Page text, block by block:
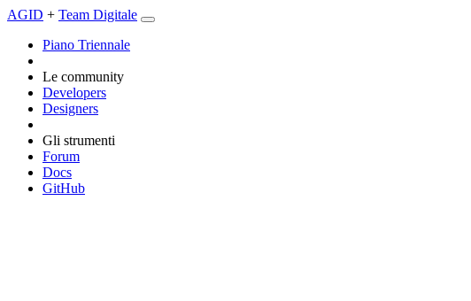
AGID + Team Digitale
Piano Triennale
Le community
Developers
Designers
Gli strumenti
Forum
Docs
GitHub